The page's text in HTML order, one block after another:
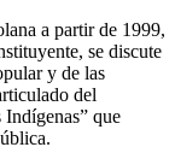
a partir de 1999,
se discute
y de las
del
que